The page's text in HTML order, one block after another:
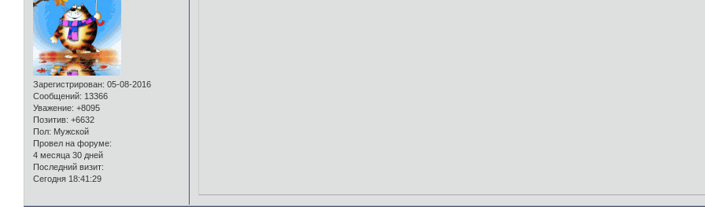
Зарегистрирован: 05-08-2016
Сообщений: 13366
Уважение: +8095
Позитив: +6632
Пол: Мужской
Провел на форуме:
4 месяца 30 дней
Последний визит:
Сегодня 18:41:29